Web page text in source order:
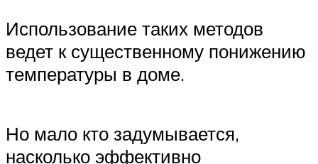
Использование таких методов
ведет к существенному понижению
температуры в доме.
Но мало кто задумывается,
насколько эффективно